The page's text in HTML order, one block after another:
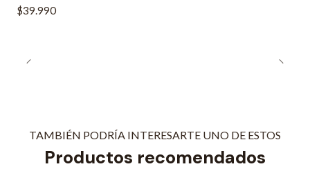
$39.990
TAMBIÉN PODRÍA INTERESARTE UNO DE ESTOS
Productos recomendados